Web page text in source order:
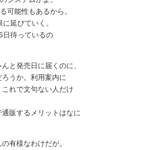
可能性もあるから。
延びていく。
待っているの
と発売日に届くのに、
うか。利用案内に
れで文句ない人だけ
販するメリットはなに
有様なわけだが。